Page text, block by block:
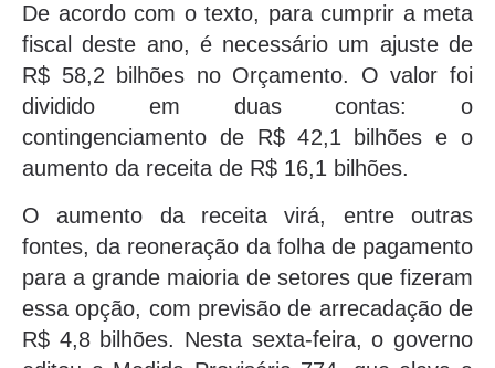
De acordo com o texto, para cumprir a meta
fiscal deste ano, é necessário um ajuste de
R$ 58,2 bilhões no Orçamento. O valor foi
dividido em duas contas: o
contingenciamento de R$ 42,1 bilhões e o
aumento da receita de R$ 16,1 bilhões.
O aumento da receita virá, entre outras
fontes, da reoneração da folha de pagamento
para a grande maioria de setores que fizeram
essa opção, com previsão de arrecadação de
R$ 4,8 bilhões. Nesta sexta-feira, o governo